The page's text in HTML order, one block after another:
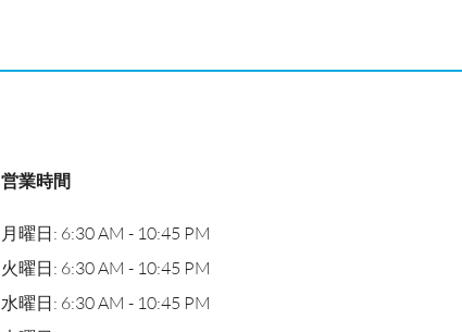
営業時間
月曜日: 6:30 AM - 10:45 PM
火曜日: 6:30 AM - 10:45 PM
水曜日: 6:30 AM - 10:45 PM